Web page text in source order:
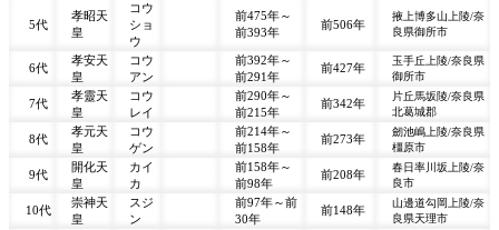
5代
孝昭天
皇
コウ
ショ
ウ
前475年～
前393年
前506年
掖上博多山上陵/奈
良県御所市
6代
孝安天
皇
コウ
アン
前392年～
前291年
前427年
玉手丘上陵/奈良県
御所市
7代
孝靈天
皇
コウ
レイ
前290年～
前215年
前342年
片丘馬坂陵/奈良県
北葛城郡
8代
孝元天
皇
コウ
ゲン
前214年～
前158年
前273年
劒池嶋上陵/奈良県
橿原市
9代
開化天
皇
カイ
カ
前158年～
前98年
前208年
春日率川坂上陵/奈
良市
10代
崇神天
皇
スジ
ン
前97年～前
30年
前148年
山邊道勾岡上陵/奈
良県天理市